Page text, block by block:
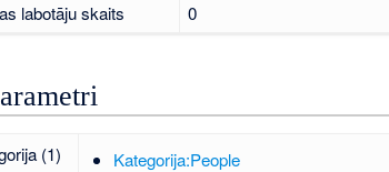
labotāju skaits
0
(1)
Kategorija:People